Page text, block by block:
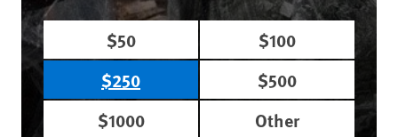
$50
$100
$250
$500
$1000
Other